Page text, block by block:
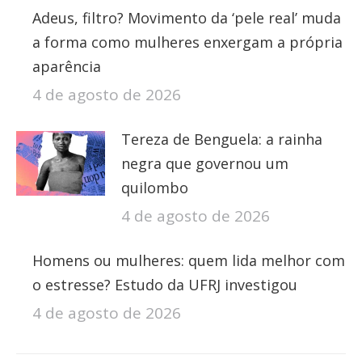
Adeus, filtro? Movimento da ‘pele real’ muda
a forma como mulheres enxergam a própria
aparência
4 de agosto de 2026
Tereza de Benguela: a rainha
negra que governou um
quilombo
4 de agosto de 2026
Homens ou mulheres: quem lida melhor com
o estresse? Estudo da UFRJ investigou
4 de agosto de 2026